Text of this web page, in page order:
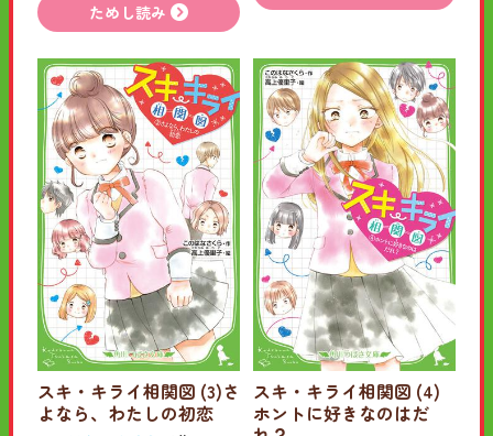
ためし読み
スキ・キライ相関図 (3)さ
よなら、わたしの初恋
スキ・キライ相関図 (4)
ホントに好きなのはだ